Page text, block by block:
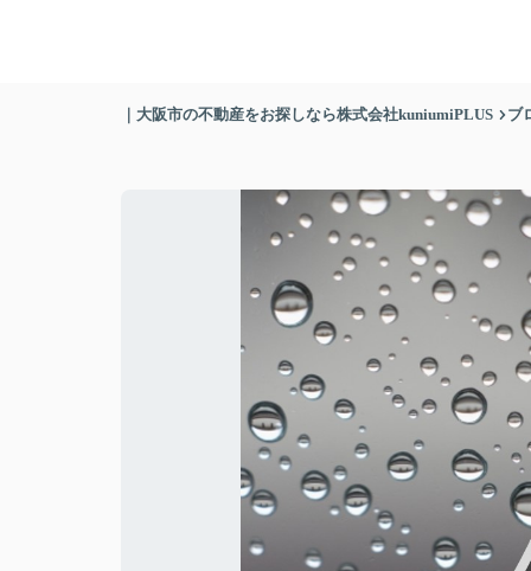
｜大阪市の不動産をお探しなら株式会社kuniumiPLUS ブ